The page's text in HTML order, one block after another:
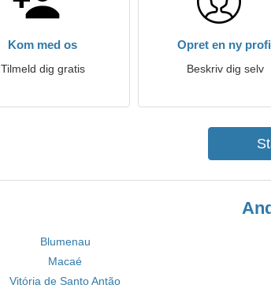
Kom med os
Tilmeld dig gratis
Opret en ny
Beskriv dig selv
Blumenau
Macaé
Vitória de Santo Antão